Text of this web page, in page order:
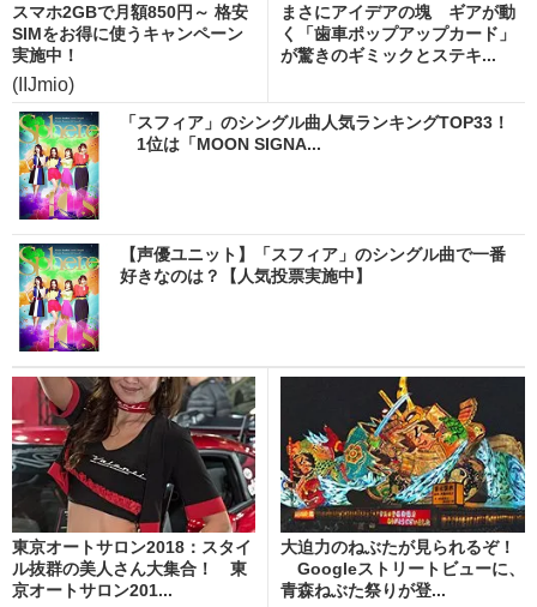
スマホ2GBで月額850円～ 格安
SIMをお得に使うキャンペーン
実施中！
(IIJmio)
まさにアイデアの塊 ギアが動
く「歯車ポップアップカード」
が驚きのギミックとステキ...
「スフィア」のシングル曲人気ランキングTOP33！
1位は「MOON SIGNA...
【声優ユニット】「スフィア」のシングル曲で一番
好きなのは？【人気投票実施中】
東京オートサロン2018：スタイ
ル抜群の美人さん大集合！ 東
京オートサロン201...
大迫力のねぶたが見られるぞ！
Googleストリートビューに、
青森ねぶた祭りが登...